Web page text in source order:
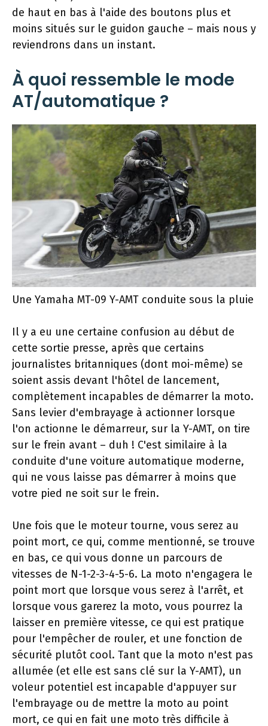
de haut en bas à l'aide des boutons plus et
moins situés sur le guidon gauche – mais nous y
reviendrons dans un instant.
À quoi ressemble le mode
AT/automatique ?
Une Yamaha MT-09 Y-AMT conduite sous la pluie
Il y a eu une certaine confusion au début de
cette sortie presse, après que certains
journalistes britanniques (dont moi-même) se
soient assis devant l'hôtel de lancement,
complètement incapables de démarrer la moto.
Sans levier d'embrayage à actionner lorsque
l'on actionne le démarreur, sur la Y-AMT, on tire
sur le frein avant – duh ! C'est similaire à la
conduite d'une voiture automatique moderne,
qui ne vous laisse pas démarrer à moins que
votre pied ne soit sur le frein.
Une fois que le moteur tourne, vous serez au
point mort, ce qui, comme mentionné, se trouve
en bas, ce qui vous donne un parcours de
vitesses de N-1-2-3-4-5-6. La moto n'engagera le
point mort que lorsque vous serez à l'arrêt, et
lorsque vous garerez la moto, vous pourrez la
laisser en première vitesse, ce qui est pratique
pour l'empêcher de rouler, et une fonction de
sécurité plutôt cool. Tant que la moto n'est pas
allumée (et elle est sans clé sur la Y-AMT), un
voleur potentiel est incapable d'appuyer sur
l'embrayage ou de mettre la moto au point
mort, ce qui en fait une moto très difficile à